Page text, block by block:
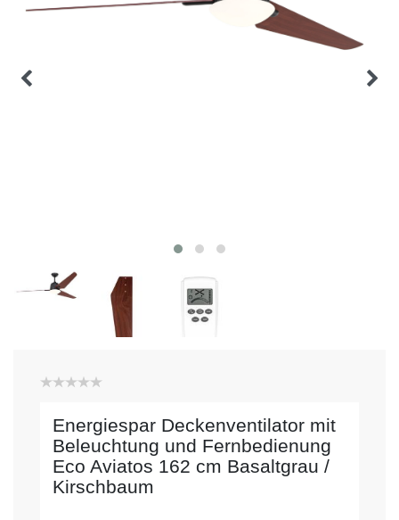
Energiespar Deckenventilator mit
Beleuchtung und Fernbedienung
Eco Aviatos 162 cm Basaltgrau /
Kirschbaum